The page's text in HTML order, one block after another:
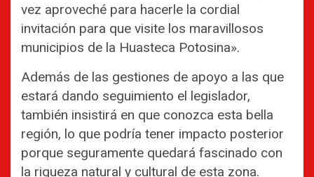
vez aproveché para hacerle la cordial
invitación para que visite los maravillosos
municipios de la Huasteca Potosina».
Además de las gestiones de apoyo a las que
estará dando seguimiento el legislador,
también insistirá en que conozca esta bella
región, lo que podría tener impacto posterior
porque seguramente quedará fascinado con
la riqueza natural y cultural de esta zona.